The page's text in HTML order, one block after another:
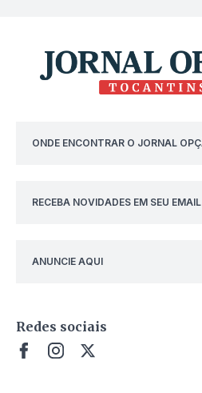
ONDE ENCONTRAR O JORNAL
RECEBA NOVIDADES EM SEU EMAIL
ANUNCIE AQUI
Redes sociais